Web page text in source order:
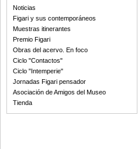
Noticias
Figari y sus contemporáneos
Muestras itinerantes
Premio Figari
Obras del acervo. En foco
Ciclo "Contactos"
Ciclo "Intemperie"
Jornadas Figari pensador
Asociación de Amigos del Museo
Tienda